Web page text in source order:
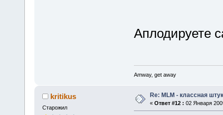
Аплодируете
Amway, get away
kritikus
Старожил
Re: MLM - классная
« Ответ #12 : 02 Января